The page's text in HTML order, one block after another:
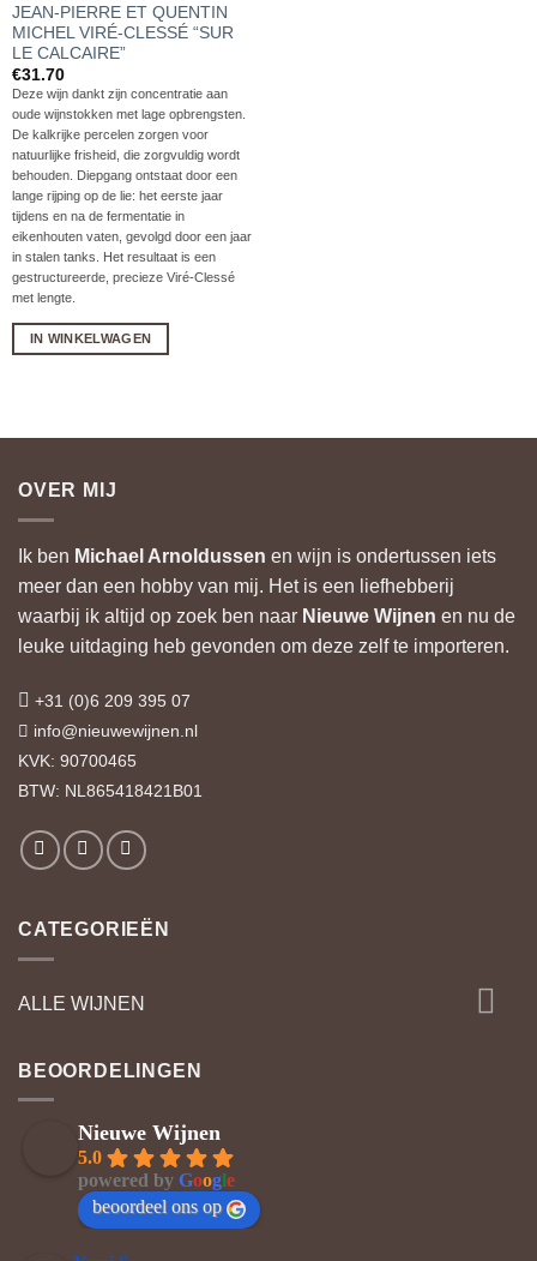
JEAN-PIERRE ET QUENTIN
MICHEL VIRÉ-CLESSÉ “SUR
LE CALCAIRE”
€31.70
Deze wijn dankt zijn concentratie aan
oude wijnstokken met lage opbrengsten.
De kalkrijke percelen zorgen voor
natuurlijke frisheid, die zorgvuldig wordt
behouden. Diepgang ontstaat door een
lange rijping op de lie: het eerste jaar
tijdens en na de fermentatie in
eikenhouten vaten, gevolgd door een jaar
in stalen tanks. Het resultaat is een
gestructureerde, precieze Viré-Clessé
met lengte.
IN WINKELWAGEN
OVER MIJ
Ik ben Michael Arnoldussen en wijn is ondertussen iets
meer dan een hobby van mij. Het is een liefhebberij
waarbij ik altijd op zoek ben naar Nieuwe Wijnen en nu de
leuke uitdaging heb gevonden om deze zelf te importeren.
+31 (0)6 209 395 07
info@nieuwewijnen.nl
KVK: 90700465
BTW: NL865418421B01
CATEGORIEËN
ALLE WIJNEN
BEOORDELINGEN
Nieuwe Wijnen
5.0
powered by Google
beoordeel ons op